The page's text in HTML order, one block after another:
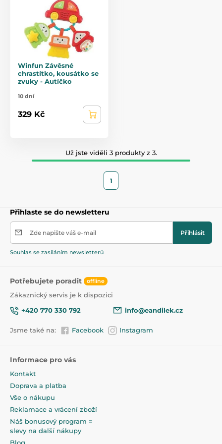
Winfun Závěsné
chrastítko, kousátko se
zvuky - Autíčko
10 dní
329 Kč
Už jste viděli 3 produkty z 3.
1
Přihlaste se do newsletteru
Zde napište váš e-mail Přihlásit
Souhlas se zasíláním newsletterů
Potřebujete poradit offline
Zákaznický servis je k dispozici
+420 770 330 792
info@eandilek.cz
Jsme také na: Facebook Instagram
Informace pro vás
Kontakt
Doprava a platba
Vše o nákupu
Reklamace a vrácení zboží
Náš bonusový program =
slevy na další nákupy